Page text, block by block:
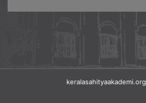
keralasahityaakademi.org